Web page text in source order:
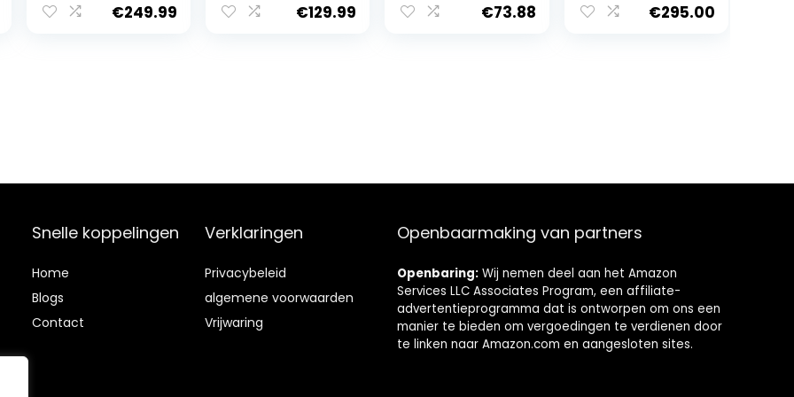
festival,
€249.99
323/332/341
€129.99
Onderdak HUT
€73.88
€295.00
Snelle koppelingen
Home
Blogs
Contact
Verklaringen
Privacybeleid
algemene voorwaarden
Vrijwaring
Openbaarmaking van partners
Openbaring: Wij nemen deel aan het Amazon
Services LLC Associates Program, een affiliate-
advertentieprogramma dat is ontworpen om ons een
manier te bieden om vergoedingen te verdienen door
te linken naar Amazon.com en aangesloten sites.